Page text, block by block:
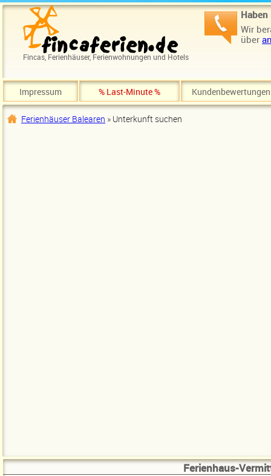
Direkt zum Inhalt
Haben
Wir
über
Fincas, Ferienhäuser, Ferienwohnungen und Hotels
Impressum % Last-Minute % Kundenbewertungen
Sie sind hier
Ferienhäuser Balearen » Unterkunft suchen
Ferienhaus-